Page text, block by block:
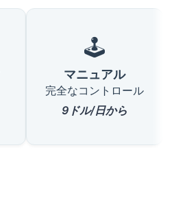
🕹️
マニュアル
完全なコントロール
9ドル/日から